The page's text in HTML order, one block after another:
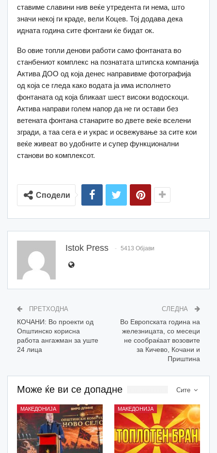
ставиме славини нив веќе утредента ги нема, што
значи некој ги краде, вели Коцев. Тој додава дека
идната година сите фонтани ќе бидат ок.
Во овие топли денови работи само фонтаната во
станбениот комплекс на познатата штипска компанија
Актива ДОО од која денес направивме фотографија
од која се гледа како водата ја има исполнето
фонтаната од која бликаат шест високи водоскоци.
Актива направи голем напор да не ги остави без
ветената фонтана станарите во двете веќе вселени
згради, а таа сега е и украс и освежување за сите кои
веќе живеат во удобните и супер функционални
станови во комплексот.
Сподели
Istok Press 5413 Објави
ПРЕТХОДНА
КОЧАНИ: Во проекти од
Општинско корисна
работа ангажман за уште
24 лица
СЛЕДНА
Во Европската година на
железницата, со месеци
не сообраќаат возовите
за Кичево, Кочани и
Приштина
Сите
Може ќе ви се допадне
МАКЕДОНИЈА МАКЕДОНИЈА